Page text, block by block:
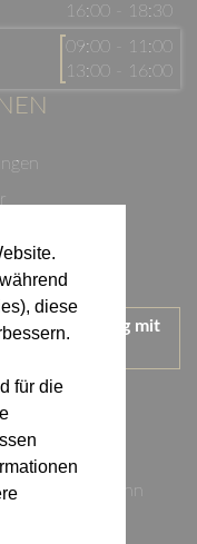
diese
für die
16:00 - 18:30
09:00 - 11:00
13:00 - 16:00
Umgang mit
Hengerer
74074 Heilbronn